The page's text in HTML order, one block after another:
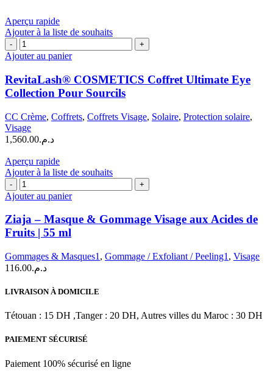
Contour
des
Yeux
Lifting
était :
د.م.933.00.
Aperçu rapide
Ajouter à la liste de souhaits
quantité
de
RevitaLash®
COSMETICS
Coffret
Ultimate
Collection
Pour
Sourcils
Ajouter au panier
RevitaLash® COSMETICS Coffret Ultimate Eye
Collection Pour Sourcils
CC Crème, Coffrets, Coffrets Visage, Solaire, Protection solaire,
Visage
د.م.1,560.00
Aperçu rapide
Ajouter à la liste de souhaits
quantité
de
–
Masque
&
Visage
aux
de
|
ml
Ajouter au panier
Ziaja – Masque & Gommage Visage aux Acides de
Fruits | 55 ml
Gommages & Masques1 , Gommage / Exfoliant / Peeling1 , Visage
د.م.116.00
LIVRAISON À DOMICILE
Tétouan : 15 DH ,Tanger : 20 DH, Autres villes du Maroc : 30 DH
PAIEMENT SÉCURISÉ
Paiement 100% sécurisé en ligne